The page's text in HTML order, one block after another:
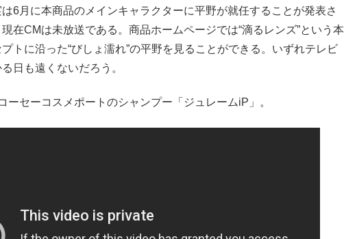
月に本商品のメインキャラクターに平野が就任することが発表さ
在CMは未放送である。商品ホームページでは“滴るレンズ”という本
トに沿った“びしょ濡れ”の平野を見ることができる。いずれテレビ
日も遠くないだろう。
セーコスメポートのシャンプー「ジュレームiP」。